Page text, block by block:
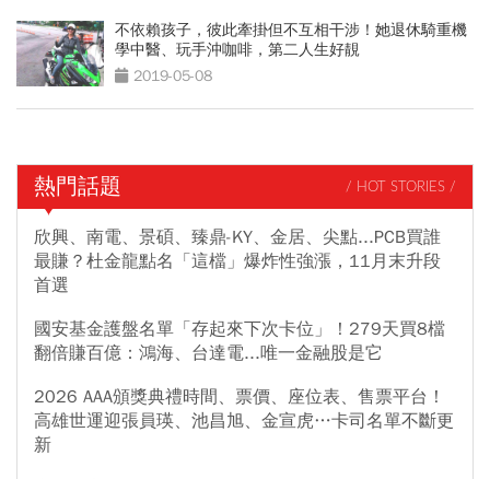
不依賴孩子，彼此牽掛但不互相干涉！她退休騎重機
學中醫、玩手沖咖啡，第二人生好靚
2019-05-08
熱門話題 / HOT STORIES /
欣興、南電、景碩、臻鼎-KY、金居、尖點...PCB買誰
最賺？杜金龍點名「這檔」爆炸性強漲，11月末升段
首選
國安基金護盤名單「存起來下次卡位」！279天買8檔
翻倍賺百億：鴻海、台達電...唯一金融股是它
2026 AAA頒獎典禮時間、票價、座位表、售票平台！
高雄世運迎張員瑛、池昌旭、金宣虎…卡司名單不斷更
新